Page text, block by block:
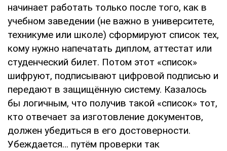
начинает работать только после того, как в
учебном заведении (не важно в университете,
техникуме или школе) сформируют список тех,
кому нужно напечатать диплом, аттестат или
студенческий билет. Потом этот «список»
шифруют, подписывают цифровой подписью и
передают в защищённую систему. Казалось
бы логичным, что получив такой «список» тот,
кто отвечает за изготовление документов,
должен убедиться в его достоверности.
Убеждается… путём проверки так